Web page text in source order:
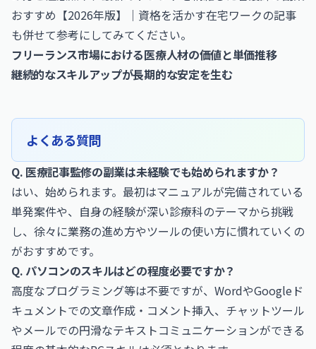
おすすめ【2026年版】｜資格を活かす在宅ワークの記事
も併せて参考にしてみてください。
フリーランス市場における医療人材の価値と単価推移
継続的なスキルアップが長期的な安定を生む
よくある質問
Q. 医療記事監修の副業は未経験でも始められますか？
はい、始められます。最初はマニュアルが完備されている
単発案件や、自身の経験が深い診療科のテーマから挑戦
し、徐々に業務の進め方やツールの使い方に慣れていくの
がおすすめです。
Q. パソコンのスキルはどの程度必要ですか？
高度なプログラミング等は不要ですが、WordやGoogleド
キュメントでの文章作成・コメント挿入、チャットツール
やメールでの円滑なテキストコミュニケーションができる